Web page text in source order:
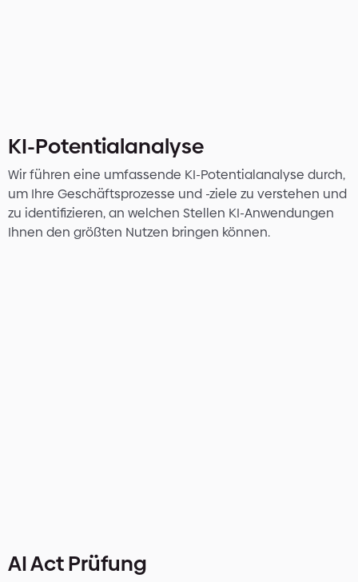
KI-Potentialanalyse
Wir führen eine umfassende KI-Potentialanalyse durch,
um Ihre Geschäftsprozesse und -ziele zu verstehen und
zu identifizieren, an welchen Stellen KI-Anwendungen
Ihnen den größten Nutzen bringen können.
AI Act Prüfung